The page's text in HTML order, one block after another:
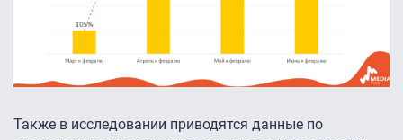
Также в исследовании приводятся данные по